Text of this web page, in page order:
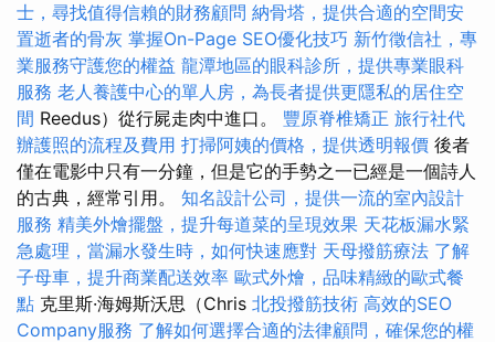
士，尋找值得信賴的財務顧問 納骨塔，提供合適的空間安
置逝者的骨灰 掌握On-Page SEO優化技巧 新竹徵信社，專
業服務守護您的權益 龍潭地區的眼科診所，提供專業眼科
服務 老人養護中心的單人房，為長者提供更隱私的居住空
間 Reedus）從行屍走肉中進口。 豐原脊椎矯正 旅行社代
辦護照的流程及費用 打掃阿姨的價格，提供透明報價 後者
僅在電影中只有一分鐘，但是它的手勢之一已經是一個詩人
的古典，經常引用。 知名設計公司，提供一流的室內設計
服務 精美外燴擺盤，提升每道菜的呈現效果 天花板漏水緊
急處理，當漏水發生時，如何快速應對 天母撥筋療法 了解
子母車，提升商業配送效率 歐式外燴，品味精緻的歐式餐
點 克里斯·海姆斯沃思（Chris 北投撥筋技術 高效的SEO
Company服務 了解如何選擇合適的法律顧問，確保您的權